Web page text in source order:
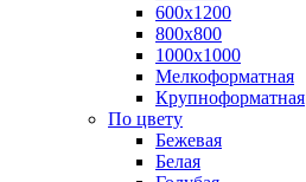
600х1200
800х800
1000х1000
Мелкоформатная
Крупноформатная
По цвету
Бежевая
Белая